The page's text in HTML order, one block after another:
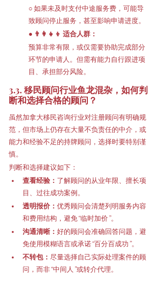
○ 如果未及时支付中途服务费，可能导
致顾问停止服务，甚至影响申请进度。
● 👨‍👩‍👧‍👦 适合人群：
预算非常有限，或仅需要协助完成部分
环节的申请人。但需有能力自行跟进项
目、承担部分风险。
3.3. 移民顾问行业鱼龙混杂，如何判
断和选择合格的顾问？
虽然加拿大移民咨询行业对注册顾问有明确规
范，但市场上仍存在大量不负责任的中介，或
能力和经验不足的持牌顾问，选择时要特别谨
慎。
判断和选择建议如下：
查看经验： 了解顾问的从业年限、擅长项
目、过往成功案例。
透明报价： 优秀顾问会清楚列明服务内容
和费用结构，避免“临时加价”。
沟通清晰： 好的顾问会准确回答问题，避
免使用模糊语言或承诺“百分百成功”。
不转包： 尽量选择自己实际处理案件的顾
问，而非“中间人”或转介代理。